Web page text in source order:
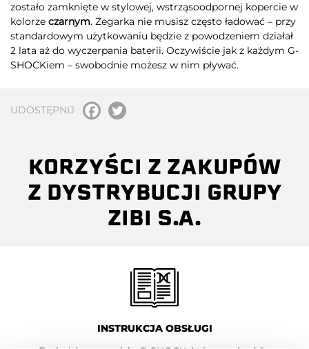
zostało zamknięte w stylowej, wstrząsoodpornej kopercie w
kolorze czarnym. Zegarka nie musisz często ładować – przy
standardowym użytkowaniu będzie z powodzeniem działał
2 lata aż do wyczerpania baterii. Oczywiście jak z każdym G-
SHOCKiem – swobodnie możesz w nim pływać.
UDOSTĘPNIJ
KORZYŚCI Z ZAKUPÓW
Z DYSTRYBUCJI GRUPY
ZIBI S.A.
INSTRUKCJA OBSŁUGI